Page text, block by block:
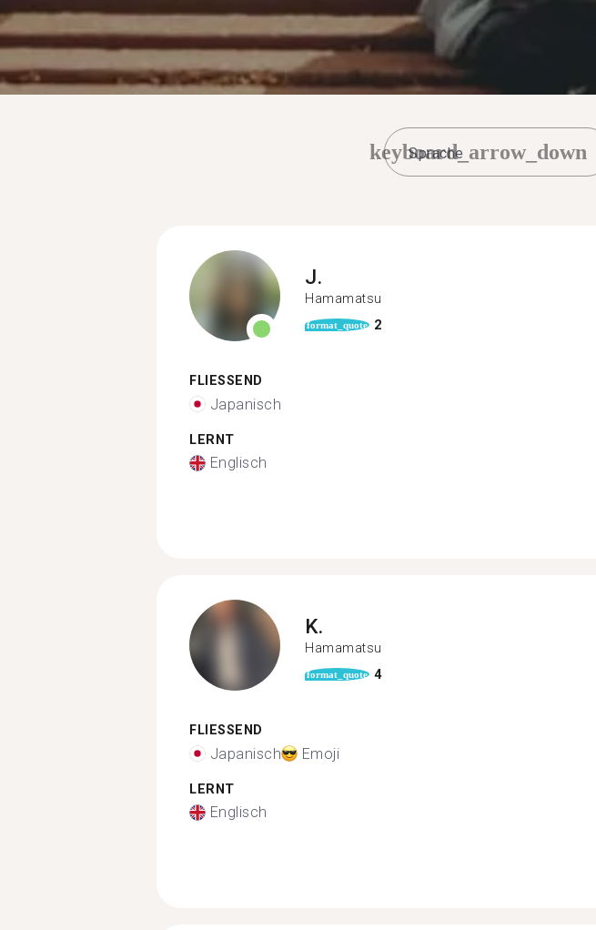
keyboard_arrow_down
J.
Hamamatsu
format_quote 2
FLIESSEND
Japanisch
LERNT
Englisch
K.
Hamamatsu
format_quote 4
FLIESSEND
Japanisch Emoji
LERNT
Englisch